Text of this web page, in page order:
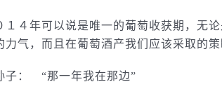
４年可以说是唯一的葡萄收获期，无
气，而且在葡萄酒产我们应该采取的策
子： “那一年我在那边”